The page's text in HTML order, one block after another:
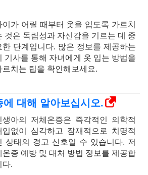
이가 어릴 때부터 옷을 입도록 가르치
것은 독립성과 자신감을 기르는 데 중
한 단계입니다. 많은 정보를 제공하는
기사를 통해 자녀에게 옷 입는 방법을
르치는 팁을 확인해보세요.
에 대해 알아보십시오.
생아의 저체온증은 즉각적인 의학적
입없이 심각하고 잠재적으로 치명적
상태의 경고 신호일 수 있습니다. 저
온증 예방 및 대처 방법 정보를 제공합
다.